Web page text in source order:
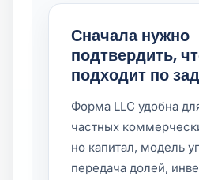
Сначала нужно
подтвердить,
подходит по
Форма LLC удобна
частных
но капитал, модель
передача долей,